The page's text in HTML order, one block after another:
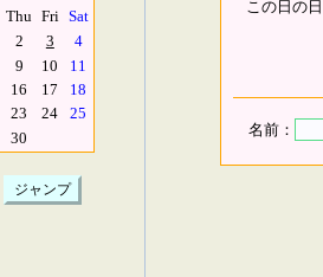
Thu Fri Sat
2 3
4
9 10
11
16 17
18
23 24
25
30
この日の
名前：